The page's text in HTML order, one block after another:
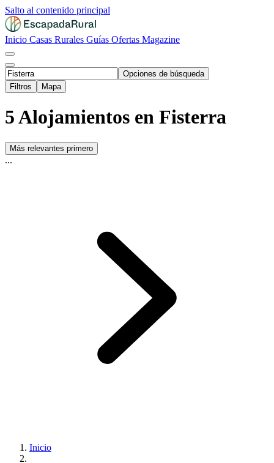
Salto al contenido principal
Inicio Casas Rurales Guías Ofertas Magazine
Opciones de búsqueda
Filtros
Mapa
5 Alojamientos en Fisterra
Más relevantes primero
...
Inicio